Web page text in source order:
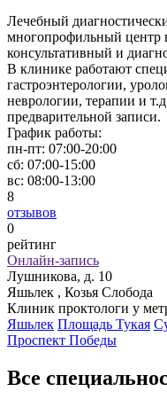
Лечебный
многопрофильный центр
консультативный и
В клинике работают
гастроэнтерологии,
неврологии, терапии и
предварительной записи.
График работы:
пн-пт: 07:00-20:00
сб: 07:00-15:00
вс: 08:00-13:00
8
отзывов
0
рейтинг
Онлайн-запись
Лушникова, д. 10
Яшьлек , Козья Слобода
Клиник проктологи у
Яшьлек Площадь Тукая
Проспект Победы
Все